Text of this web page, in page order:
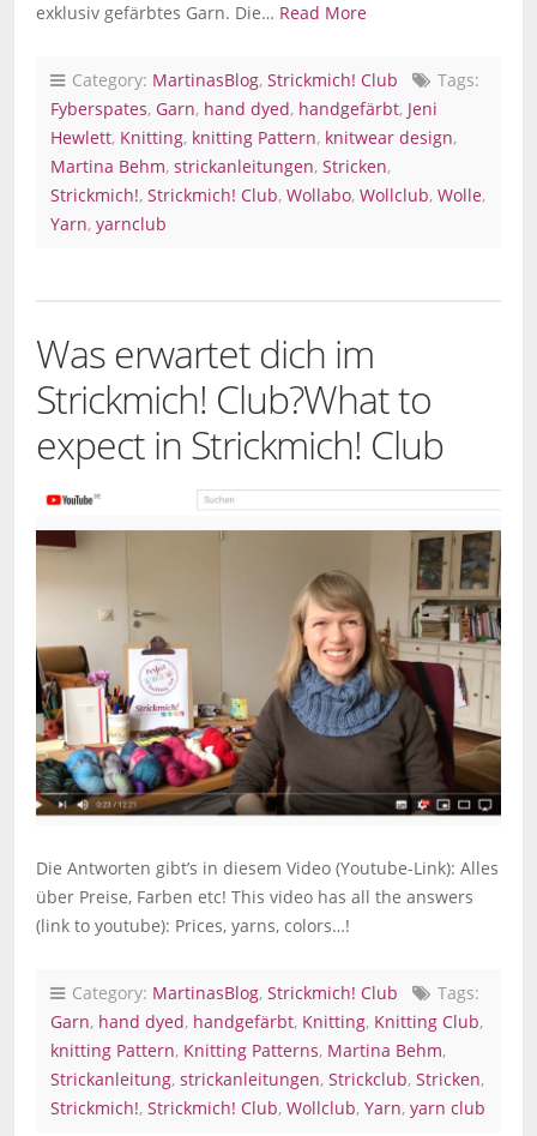
exklusiv gefärbtes Garn. Die… Read More
Category: MartinasBlog, Strickmich! Club
Tags:
Fyberspates, Garn, hand dyed, handgefärbt, Jeni
Hewlett, Knitting, knitting Pattern, knitwear design,
Martina Behm, strickanleitungen, Stricken,
Strickmich!, Strickmich! Club, Wollabo, Wollclub, Wolle,
Yarn, yarnclub
Was erwartet dich im
Strickmich! Club?What to
expect in Strickmich! Club
Die Antworten gibt’s in diesem Video (Youtube-Link): Alles
über Preise, Farben etc! This video has all the answers
(link to youtube): Prices, yarns, colors…!
Category: MartinasBlog, Strickmich! Club
Tags:
Garn, hand dyed, handgefärbt, Knitting, Knitting Club,
knitting Pattern, Knitting Patterns, Martina Behm,
Strickanleitung, strickanleitungen, Strickclub, Stricken,
Strickmich!, Strickmich! Club, Wollclub, Yarn, yarn club